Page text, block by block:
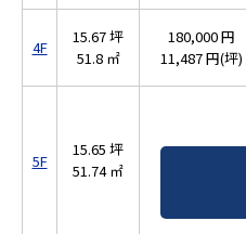
4F
15.67 坪
51.8 ㎡
180,000 円
11,487 円(坪)
5F
15.65 坪
51.74 ㎡